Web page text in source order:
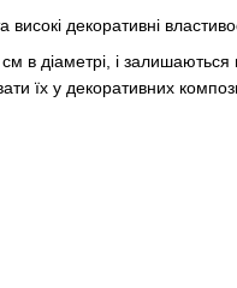
декоративні
см в діаметрі, і
їх у декоративних